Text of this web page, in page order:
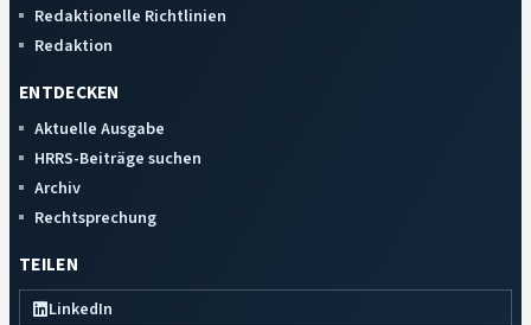
Redaktionelle Richtlinien
Redaktion
ENTDECKEN
Aktuelle Ausgabe
HRRS-Beiträge suchen
Archiv
Rechtsprechung
TEILEN
LinkedIn